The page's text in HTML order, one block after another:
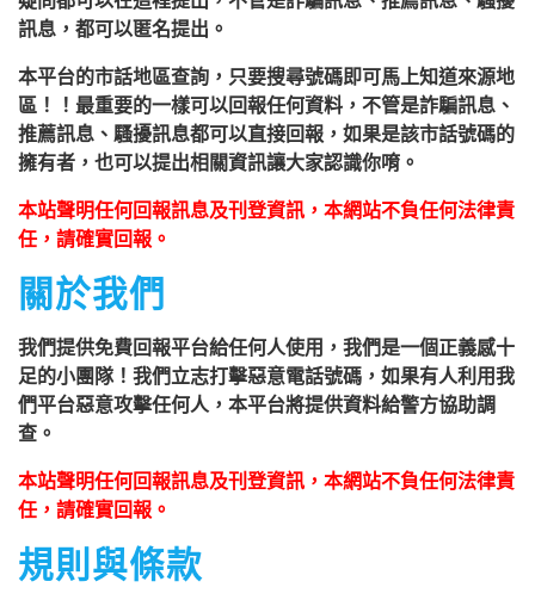
訊息，都可以匿名提出。
本平台的市話地區查詢，只要搜尋號碼即可馬上知道來源地
區！！最重要的一樣可以回報任何資料，不管是詐騙訊息、
推薦訊息、騷擾訊息都可以直接回報，如果是該市話號碼的
擁有者，也可以提出相關資訊讓大家認識你唷。
本站聲明任何回報訊息及刊登資訊，本網站不負任何法律責
任，請確實回報。
關於我們
我們提供免費回報平台給任何人使用，我們是一個正義感十
足的小團隊！我們立志打擊惡意電話號碼，如果有人利用我
們平台惡意攻擊任何人，本平台將提供資料給警方協助調
查。
本站聲明任何回報訊息及刊登資訊，本網站不負任何法律責
任，請確實回報。
規則與條款